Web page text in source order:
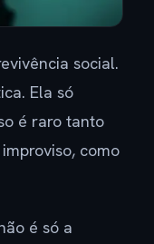
social.
Ela só
é raro tanto
como
é só a